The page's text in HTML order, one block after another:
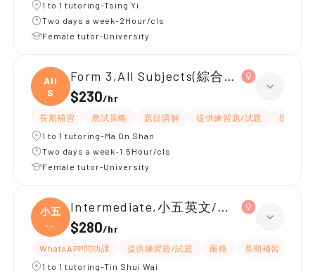
1 to 1 tutoring-Tsing Yi
Two days a week-2Hour/cls
Female tutor-University
All
S
Form 3,All Subjects(綜合科學/英文)
$230/hr
長期補習 應試策略 題目講解 提供練習題/試題
提供筆記
1 to 1 tutoring-Ma On Shan
Two days a week-1.5Hour/cls
Female tutor-University
小五
英
文/
Intermediate,小五英文/數學 全科
$280/hr
WhatsAPP問功課 提供練習題/試題 嚴格 長期補習
1 to 1 tutoring-Tin Shui Wai